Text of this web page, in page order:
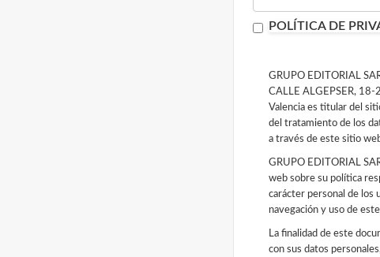
POLÍTICA DE
GRUPO EDITORIAL
CALLE ALGEPSER, 18-
Valencia es titular del
del tratamiento de los
a través de este sitio
GRUPO EDITORIAL
web sobre su política
carácter personal de los
navegación y uso de
La finalidad de este
con sus datos